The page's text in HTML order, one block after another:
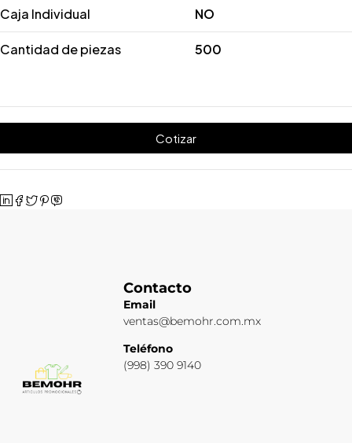
Caja Individual NO
Cantidad de piezas 500
Cotizar
Contacto
Email
ventas@bemohr.com.mx
Teléfono
(998) 390 9140